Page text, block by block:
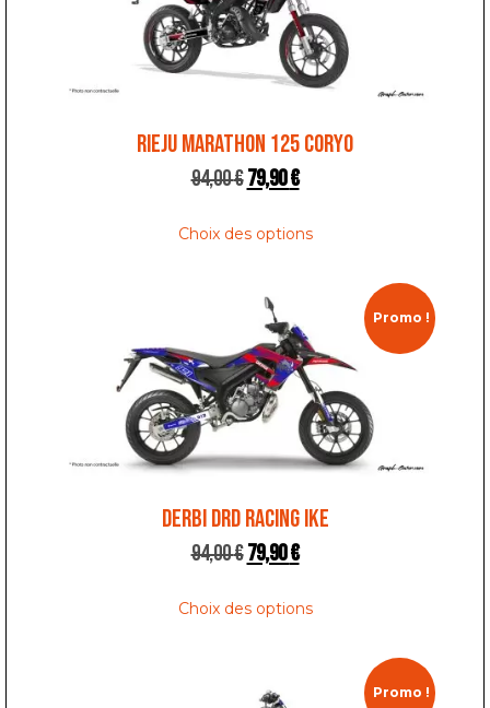
RIEJU MARATHON 125 CORYO
94,00€79,90€
Choix des options
Promo !
DERBI DRD RACING IKE
94,00€79,90€
Choix des options
Promo !